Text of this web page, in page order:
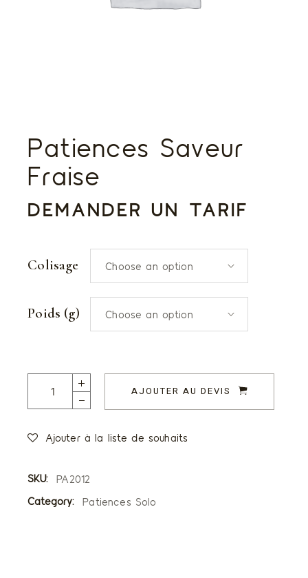
Patiences Saveur
Fraise
DEMANDER UN TARIF
Colisage Choose an option
Poids (g) Choose an option
Patiences saveur Fraise quantity
AJOUTER AU DEVIS
Ajouter à la liste de souhaits
SKU:
PA2012
Category:
Patiences Solo